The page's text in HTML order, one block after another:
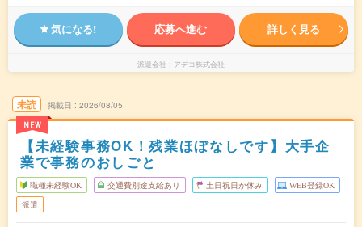
気になる! 応募へ進む 詳しく見る
派遣会社 アデコ株式会社
未読
NEW
掲載日 2026/08/05
【未経験事務OK！残業ほぼなしです】大手企
業で事務のおしごと
職種未経験OK 交通費別途支給あり 土日祝日が休み WEB登録OK
派遣